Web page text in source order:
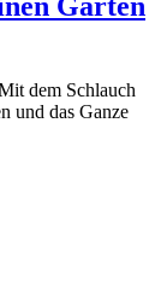
Garten
dem Schlauch
und das Ganze